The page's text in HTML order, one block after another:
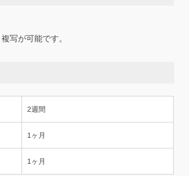
写が可能です。
2週間
1ヶ月
1ヶ月